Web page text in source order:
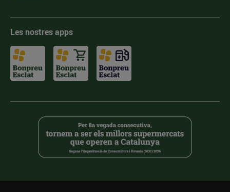
Les nostres apps